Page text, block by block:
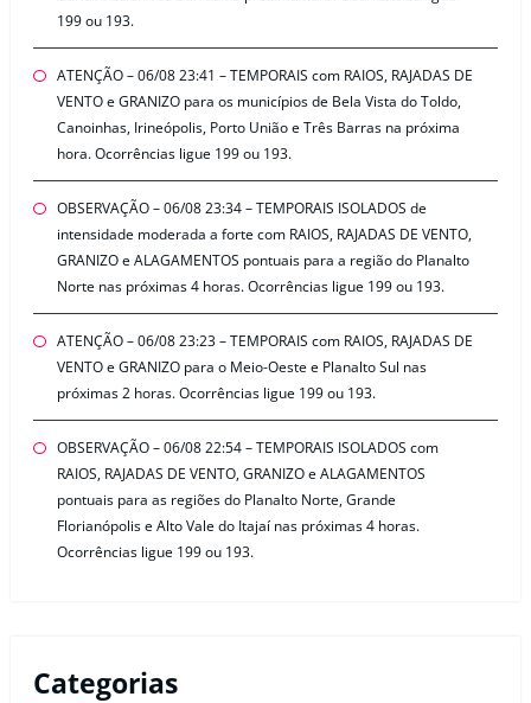
199 ou 193.
ATENÇÃO – 06/08 23:41 – TEMPORAIS com RAIOS, RAJADAS DE
VENTO e GRANIZO para os municípios de Bela Vista do Toldo,
Canoinhas, Irineópolis, Porto União e Três Barras na próxima
hora. Ocorrências ligue 199 ou 193.
OBSERVAÇÃO – 06/08 23:34 – TEMPORAIS ISOLADOS de
intensidade moderada a forte com RAIOS, RAJADAS DE VENTO,
GRANIZO e ALAGAMENTOS pontuais para a região do Planalto
Norte nas próximas 4 horas. Ocorrências ligue 199 ou 193.
ATENÇÃO – 06/08 23:23 – TEMPORAIS com RAIOS, RAJADAS DE
VENTO e GRANIZO para o Meio-Oeste e Planalto Sul nas
próximas 2 horas. Ocorrências ligue 199 ou 193.
OBSERVAÇÃO – 06/08 22:54 – TEMPORAIS ISOLADOS com
RAIOS, RAJADAS DE VENTO, GRANIZO e ALAGAMENTOS
pontuais para as regiões do Planalto Norte, Grande
Florianópolis e Alto Vale do Itajaí nas próximas 4 horas.
Ocorrências ligue 199 ou 193.
Categorias